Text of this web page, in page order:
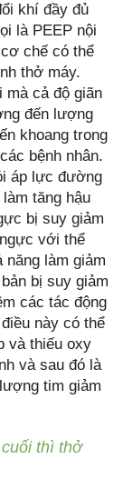
khí đầy đủ
là PEEP nội
chế có thể
thở máy.
mà cả độ giãn
đến lượng
khoang trong
bệnh nhân.
áp lực đường
tăng hậu
bị suy giảm
với thể
làm giảm
bị suy giảm
các tác động
này có thể
và thiếu oxy
và sau đó là
tim giảm
thì thở